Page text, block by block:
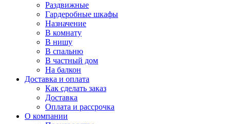
Раздвижные
Гардеробные шкафы
Назначение
В комнату
В нишу
В спальню
В частный дом
На балкон
Доставка и оплата
Как сделать заказ
Доставка
Оплата и рассрочка
О компании